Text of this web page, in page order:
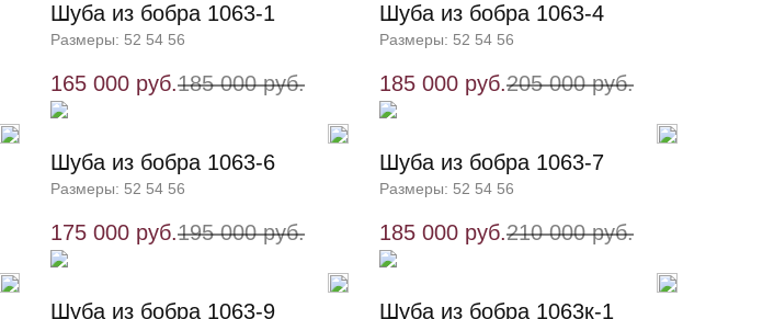
Шуба из бобра 1063-1
Размеры: 52 54 56
165 000 руб.185 000 руб.
Шуба из бобра 1063-4
Размеры: 52 54 56
185 000 руб.205 000 руб.
Шуба из бобра 1063-6
Размеры: 52 54 56
175 000 руб.195 000 руб.
Шуба из бобра 1063-7
Размеры: 52 54 56
185 000 руб.210 000 руб.
Шуба из бобра 1063-9 Шуба из бобра 1063к-1